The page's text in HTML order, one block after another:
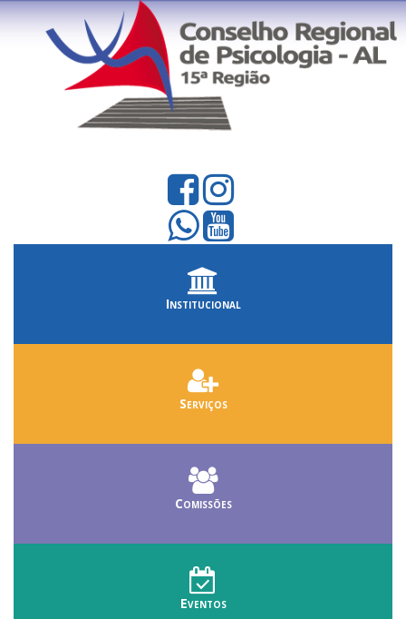
Institucional
Serviços
Comissões
Eventos